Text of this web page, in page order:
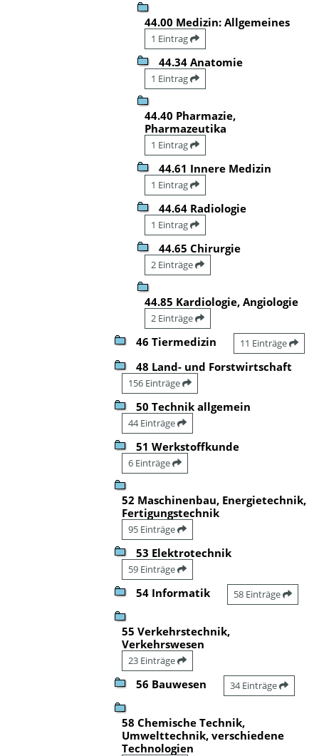
44.00 Medizin: Allgemeines
1 Eintrag
44.34 Anatomie
1 Eintrag
44.40 Pharmazie,
Pharmazeutika
1 Eintrag
44.61 Innere Medizin
1 Eintrag
44.64 Radiologie
1 Eintrag
44.65 Chirurgie
2 Einträge
44.85 Kardiologie, Angiologie
2 Einträge
46 Tiermedizin 11 Einträge
48 Land- und Forstwirtschaft
156 Einträge
50 Technik allgemein
44 Einträge
51 Werkstoffkunde
6 Einträge
52 Maschinenbau, Energietechnik,
Fertigungstechnik
95 Einträge
53 Elektrotechnik
59 Einträge
54 Informatik 58 Einträge
55 Verkehrstechnik,
Verkehrswesen
23 Einträge
56 Bauwesen 34 Einträge
58 Chemische Technik,
Umwelttechnik, verschiedene
Technologien